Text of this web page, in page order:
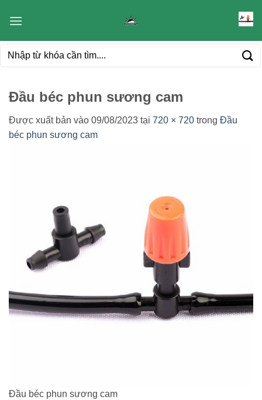
qua
dung
Tìm
Đầu béc phun sương cam
Được xuất bản vào 09/08/2023 tại 720 × 720 trong Đầu
béc phun sương cam
Đầu béc phun sương cam